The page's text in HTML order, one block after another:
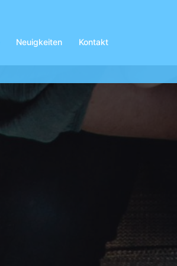
Neuigkeiten Kontakt